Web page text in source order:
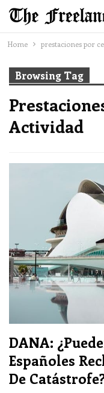
Home prestaciones por
Browsing Tag
Actividad
DANA:
Españoles
De